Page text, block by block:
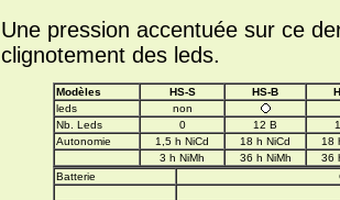
Une pression accentuée sur ce
clignotement des leds.
Modèles HS-S HS-B
leds
non
Nb. Leds
0 12 B
Autonomie
1,5 h NiCd 18 h NiCd
18
3 h NiMh
36 h NiMh
36
Batterie